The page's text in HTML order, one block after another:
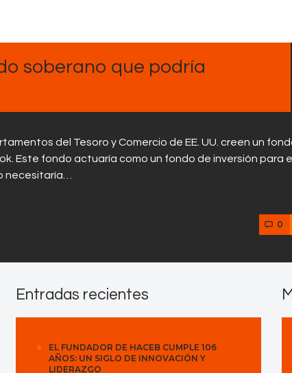
soberano que podría
del Tesoro y Comercio de EE. UU. creen un
Este fondo actuaría como un fondo de inversión para el
necesitaría…
0
Entradas recientes
EL FUNDADOR DE HACEB CUMPLE 106
AÑOS: UN SIGLO DE INNOVACIÓN Y
LIDERAZGO